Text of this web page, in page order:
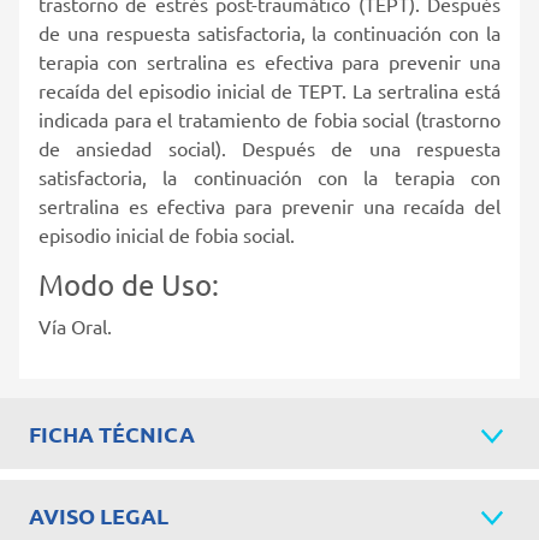
de una respuesta satisfactoria, la continuación con la
terapia con sertralina es efectiva para prevenir una
recaída del episodio inicial de TEPT. La sertralina está
indicada para el tratamiento de fobia social (trastorno
de ansiedad social). Después de una respuesta
satisfactoria, la continuación con la terapia con
sertralina es efectiva para prevenir una recaída del
episodio inicial de fobia social.
Modo de Uso:
Vía Oral.
FICHA TÉCNICA
AVISO LEGAL